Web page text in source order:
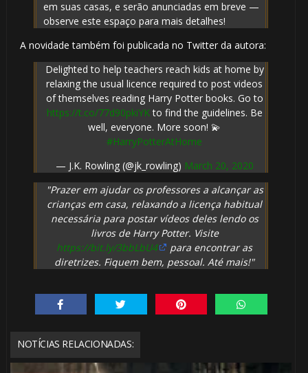
em suas casas, e serão anunciadas em breve —
observe este espaço para mais detalhes!
A novidade também foi publicada no Twitter da autora:
Delighted to help teachers reach kids at home by
relaxing the usual licence required to post videos
of themselves reading Harry Potter books. Go to
https://t.co/77d90pkiYKto find the guidelines. Be
well, everyone. More soon! 💫
#HarryPotterAtHome
— J.K. Rowling (@jk_rowling) March 20, 2020
"Prazer em ajudar os professores a alcançar as
crianças em casa, relaxando a licença habitual
necessária para postar vídeos deles lendo os
livros de Harry Potter. Visite
https://bit.ly/3bbLbU4
para encontrar as
diretrizes. Fiquem bem, pessoal. Até mais!"
NOTÍCIAS RELACIONADAS:
⚡
⚡
🎈
1️⃣ 8️⃣